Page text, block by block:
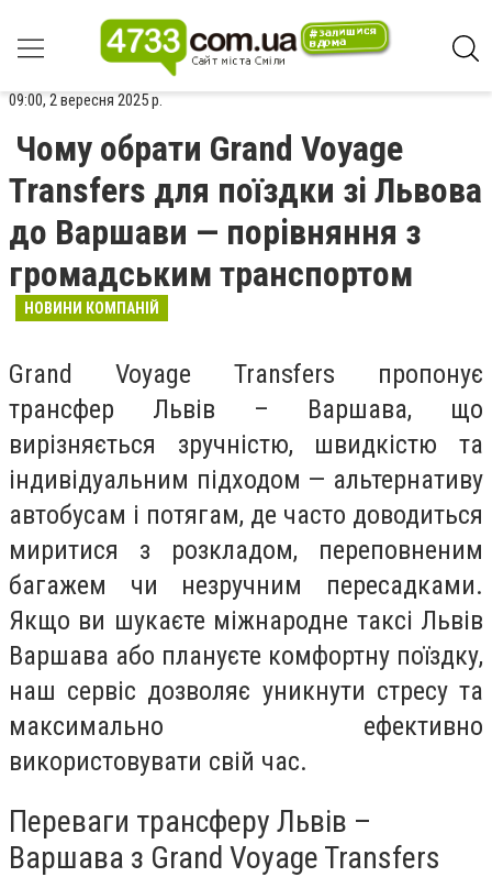
09:00, 2 вересня 2025 р.
Чому обрати Grand Voyage
Transfers для поїздки зі Львова
до Варшави — порівняння з
громадським транспортом
НОВИНИ КОМПАНІЙ
Grand Voyage Transfers пропонує
трансфер Львів – Варшава, що
вирізняється зручністю, швидкістю та
індивідуальним підходом — альтернативу
автобусам і потягам, де часто доводиться
миритися з розкладом, переповненим
багажем чи незручним пересадками.
Якщо ви шукаєте міжнародне таксі Львів
Варшава або плануєте комфортну поїздку,
наш сервіс дозволяє уникнути стресу та
максимально ефективно
використовувати свій час.
Переваги трансферу Львів –
Варшава з Grand Voyage Transfers